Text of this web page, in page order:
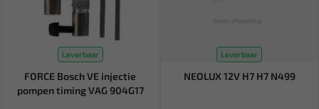
Leverbaar
FORCE Bosch VE injectie
pompen timing VAG 904G17
Leverbaar
NEOLUX 12V H7 H7 N499